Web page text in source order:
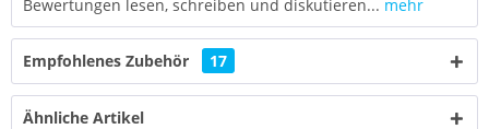
Bewertungen lesen, schreiben und diskutieren... mehr
Empfohlenes Zubehör 17
Ähnliche Artikel